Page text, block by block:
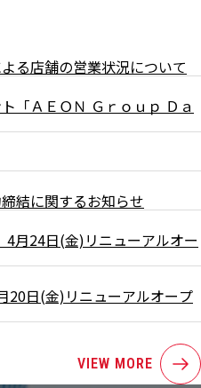
る店舗の営業状況について
「ＡＥＯＮ Ｇｒｏｕｐ Ｄａ
結に関するお知らせ
4月24日(金)リニューアルオー
20日(金)リニューアルオープ
VIEW MORE